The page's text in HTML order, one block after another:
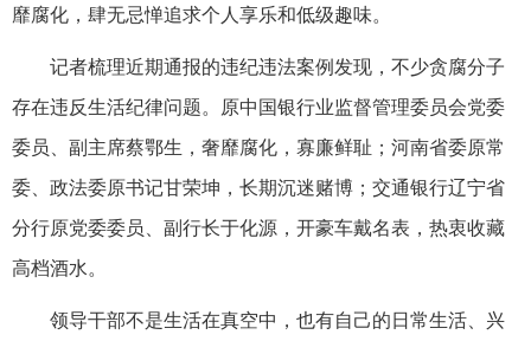
靡腐化，肆无忌惮追求个人享乐和低级趣味。
记者梳理近期通报的违纪违法案例发现，不少贪腐分子
存在违反生活纪律问题。原中国银行业监督管理委员会党委
委员、副主席蔡鄂生，奢靡腐化，寡廉鲜耻；河南省委原常
委、政法委原书记甘荣坤，长期沉迷赌博；交通银行辽宁省
分行原党委委员、副行长于化源，开豪车戴名表，热衷收藏
高档酒水。
领导干部不是生活在真空中，也有自己的日常生活、兴